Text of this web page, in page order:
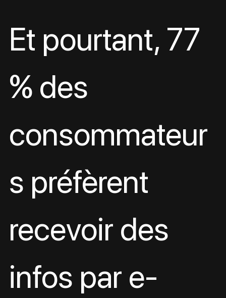
Et pourtant, 77
% des
consommateur
s préfèrent
recevoir des
infos par e-